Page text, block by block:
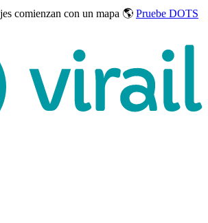
comienzan con un mapa 🌎 Pruebe DOTS